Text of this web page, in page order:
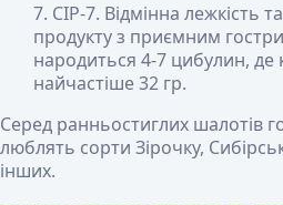
СІР-7. Відмінна лежкість
продукту з приємним
народиться 4-7 цибулин, де
найчастіше 32 гр.
Серед ранньостиглих шалотів
люблять сорти Зірочку,
інших.